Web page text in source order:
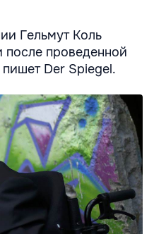
Гельмут Коль
после проведенной
Der Spiegel.